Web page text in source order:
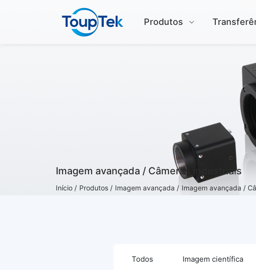
Produtos
Imagem avançada / Câmeras industriais
Início / Produtos / Imagem avançada / Imagem avançada /
Todos Imagem científica